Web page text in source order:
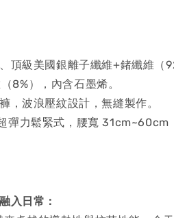
頂級美國銀離子纖維+鍺纖維（
8%），內含石墨烯。
，波浪壓紋設計，無縫製作。
彈力鬆緊式，腰寬 31cm~60cm
入日常：